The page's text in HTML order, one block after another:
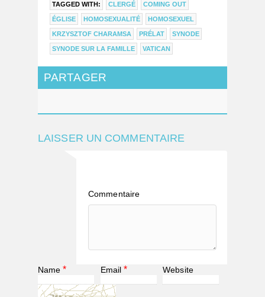
TAGGED WITH: CLERGÉ COMING OUT
ÉGLISE HOMOSEXUALITÉ HOMOSEXUEL
KRZYSZTOF CHARAMSA PRÉLAT SYNODE
SYNODE SUR LA FAMILLE VATICAN
PARTAGER
LAISSER UN COMMENTAIRE
Commentaire
Name * Email * Website